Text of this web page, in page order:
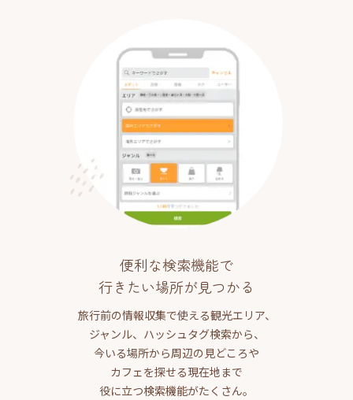
便利な検索機能で
行きたい場所が見つかる
旅行前の情報収集で使える観光エリア、
ジャンル、ハッシュタグ検索から、
今いる場所から周辺の見どころや
カフェを探せる現在地まで
役に立つ検索機能がたくさん。